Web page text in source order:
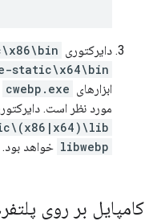
دایرکتوری
static\x64\bin
ابزارهای cwebp.exe
مورد نظر است.
libwebp خواهد بود.
کامپایل بر روی